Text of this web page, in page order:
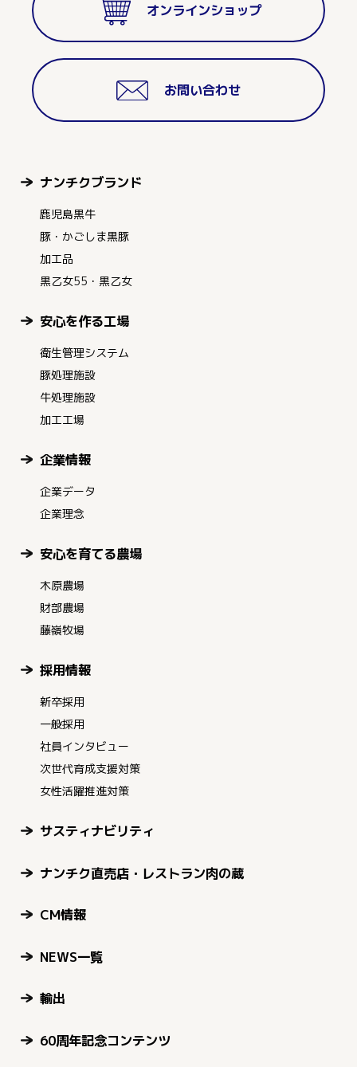
オンラインショップ
お問い合わせ
ナンチクブランド
鹿児島黒牛
豚・かごしま黒豚
加工品
黒乙女55・黒乙女
安心を作る工場
衛生管理システム
豚処理施設
牛処理施設
加工工場
企業情報
企業データ
企業理念
安心を育てる農場
木原農場
財部農場
藤嶺牧場
採用情報
新卒採用
一般採用
社員インタビュー
次世代育成支援対策
女性活躍推進対策
サスティナビリティ
ナンチク直売店・レストラン肉の蔵
CM情報
NEWS一覧
輸出
60周年記念コンテンツ